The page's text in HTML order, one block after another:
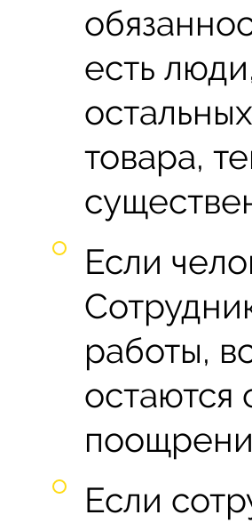
есть
товара,
Если
работы,
остаются
Если